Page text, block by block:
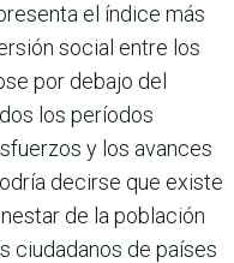
el índice más
social entre los
por debajo del
los períodos
y los avances
decirse que existe
de la población
ciudadanos de países